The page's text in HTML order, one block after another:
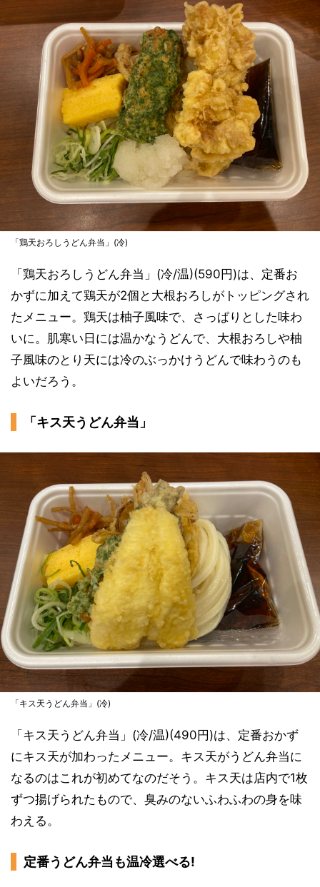
「鶏天おろしうどん弁当」(冷)
「鶏天おろしうどん弁当」(冷/温)(590円)は、定番お
かずに加えて鶏天が2個と大根おろしがトッピングされ
たメニュー。鶏天は柚子風味で、さっぱりとした味わ
いに。肌寒い日には温かなうどんで、大根おろしや柚
子風味のとり天には冷のぶっかけうどんで味わうのも
よいだろう。
「キス天うどん弁当」
「キス天うどん弁当」(冷)
「キス天うどん弁当」(冷/温)(490円)は、定番おかず
にキス天が加わったメニュー。キス天がうどん弁当に
なるのはこれが初めてなのだそう。キス天は店内で1枚
ずつ揚げられたもので、臭みのないふわふわの身を味
わえる。
定番うどん弁当も温冷選べる!